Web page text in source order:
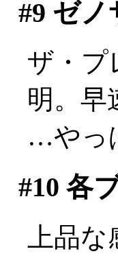
#9 ゼノ
ザ・プ
明。
…やっ
#10 各
上品